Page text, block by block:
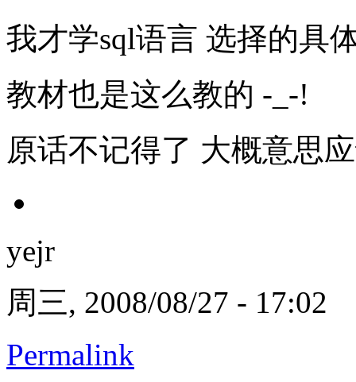
我才学sql语言 选择的具
教材也是这么教的 -_-!
原话不记得了 大概意思
yejr
周三, 2008/08/27 - 17:02
Permalink